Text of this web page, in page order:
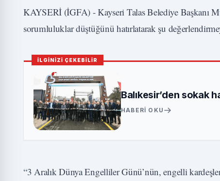
KAYSERİ (İGFA) - Kayseri Talas Belediye Başkanı
sorumluluklar düştüğünü hatırlatarak şu
İLGİNİZİ ÇEKEBİLİR
Balıkesir’den sokak
HABERI OKU
“3 Aralık Dünya Engelliler Günü’nün, engelli